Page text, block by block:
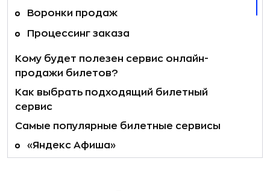
Воронки продаж
Процессинг заказа
Кому будет полезен сервис онлайн-
продажи билетов?
Как выбрать подходящий билетный
сервис
Самые популярные билетные сервисы
«Яндекс Афиша»